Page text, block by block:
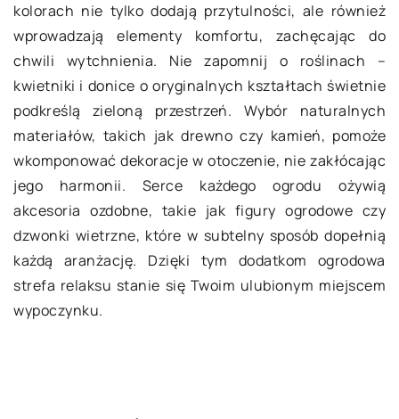
kolorach nie tylko dodają przytulności, ale również
wprowadzają elementy komfortu, zachęcając do
chwili wytchnienia. Nie zapomnij o roślinach –
kwietniki i donice o oryginalnych kształtach świetnie
podkreślą zieloną przestrzeń. Wybór naturalnych
materiałów, takich jak drewno czy kamień, pomoże
wkomponować dekoracje w otoczenie, nie zakłócając
jego harmonii. Serce każdego ogrodu ożywią
akcesoria ozdobne, takie jak figury ogrodowe czy
dzwonki wietrzne, które w subtelny sposób dopełnią
każdą aranżację. Dzięki tym dodatkom ogrodowa
strefa relaksu stanie się Twoim ulubionym miejscem
wypoczynku.